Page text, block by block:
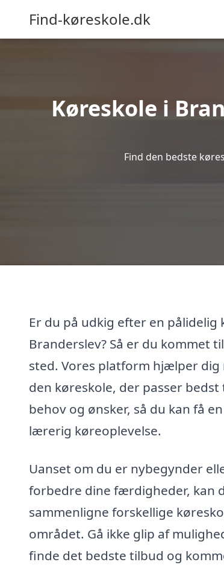
Find-køreskole.dk
Køreskole i
Find den bedste
Er du på udkig efter en pålidelig
Branderslev? Så er du kommet
sted. Vores platform hjælper dig
den køreskole, der passer bedst
behov og ønsker, så du kan få
lærerig køreoplevelse.
Uanset om du er nybegynder
forbedre dine færdigheder, kan
sammenligne forskellige
området. Gå ikke glip af
finde det bedste tilbud og